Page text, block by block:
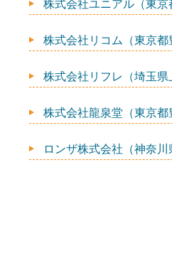
株式会社ユニアル（東京
株式会社リコム（東京都
株式会社リフレ（埼玉県
株式会社龍泉堂（東京都
ロンザ株式会社（神奈川